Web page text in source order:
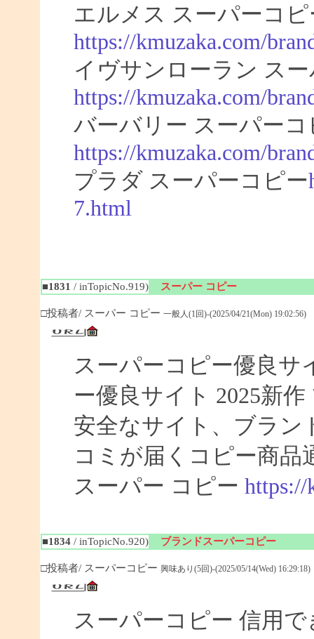
エルメス スーパーコピ
https://kmuzaka.com/
イヴサンローラン ス
https://kmuzaka.com/
バーバリー スーパーコ
https://kmuzaka.com/
プラダ スーパーコピー
7.html
■1831 / inTopicNo.919) スーパー コピー
□投稿者/ スーパー コピー 一般人(1回)-(2025/04/21(Mon) 19:02:56)
スーパーコピー優良サ
ー優良サイト 2025新
安全なサイト、ブラン
コミが届くコピー商品
スーパー コピー https://
■1834/ inTopicNo.920) ブランドスーパーコピー
□投稿者/ スーパーコピー 興味あり(5回)-(2025/05/14(Wed) 16:29:18)
スーパーコピー 信用